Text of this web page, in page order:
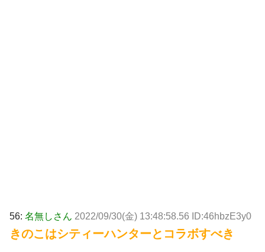
56: 名無しさん 2022/09/30(金) 13:48:58.56 ID:46hbzE3y0
きのこはシティーハンターとコラボすべき